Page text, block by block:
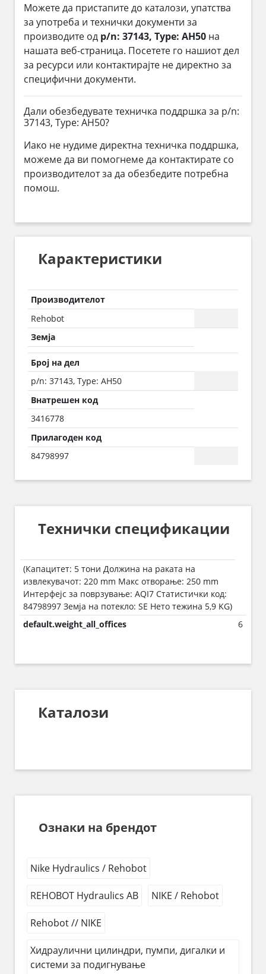
Можете да пристапите до каталози, упатства
за употреба и технички документи за
производите од p/n: 37143, Type: AH50 на
нашата веб-страница. Посетете го нашиот дел
за ресурси или контактирајте не директно за
специфични документи.
Дали обезбедувате техничка поддршка за p/n:
37143, Type: AH50?
Иако не нудиме директна техничка поддршка,
можеме да ви помогнеме да контактирате со
производителот за да обезбедите потребна
помош.
Карактеристики
Производителот
Rehobot
Земја
Број на дел
p/n: 37143, Type: AH50
Внатрешен код
3416778
Прилагоден код
84798997
Технички спецификации
(Капацитет: 5 тони Должина на раката на
извлекувачот: 220 mm Макс отворање: 250 mm
Интерфејс за поврзување: AQI7 Статистички код:
84798997 Земја на потекло: SE Нето тежина 5,9 KG)
default.weight_all_offices
6
Каталози
Ознаки на брендот
Nike Hydraulics / Rehobot
REHOBOT Hydraulics AB NIKE / Rehobot
Rehobot // NIKE
Хидраулични цилиндри, пумпи, дигалки и
системи за подигнување